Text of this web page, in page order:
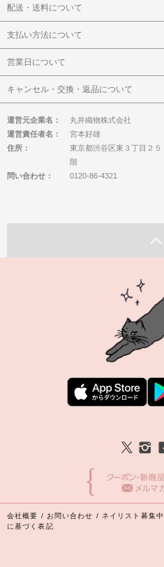
配送・送料について
支払い方法について
営業日について
キャンセル・交換・返品について
運営元企業名：
丸井織物株式会社
運営責任者名：
宮本好雄
住所：
東京都渋谷区東３丁目２
階
問い合わせ：
0120-86-4321
会社概要 / お問い合わせ / ネイリスト募集中
に基づく表記